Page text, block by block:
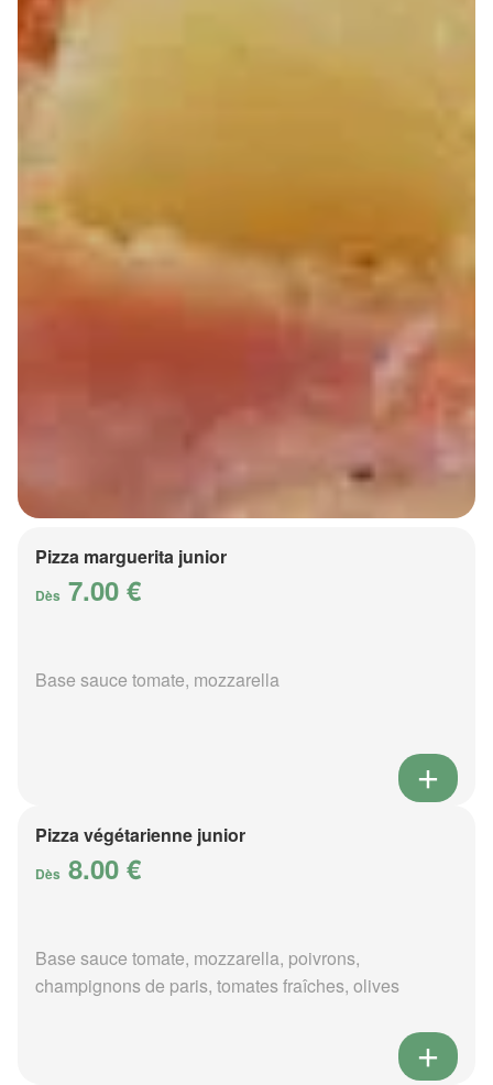
Pizza marguerita junior
Dès 7.00 €
Base sauce tomate, mozzarella
Pizza végétarienne junior
Dès 8.00 €
Base sauce tomate, mozzarella, poivrons,
champignons de paris, tomates fraîches, olives